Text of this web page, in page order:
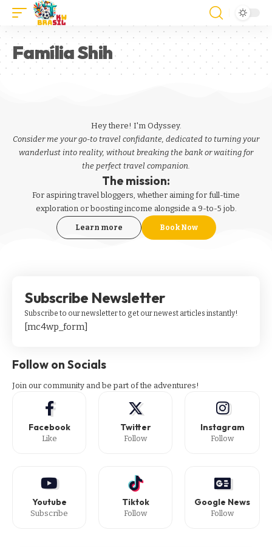
Família Shih
Hey there! I'm Odyssey.
Consider me your go-to travel confidante, dedicated to turning your
wanderlust into reality, without breaking the bank or waiting for
the perfect travel companion.
The mission:
For aspiringtravel bloggers, whether aiming for full-time
exploration or boosting income alongside a 9-to-5 job.
Learn more Book Now
Subscribe Newsletter
Subscribe to our newsletter to get our newest articles instantly!
[mc4wp_form]
Follow on Socials
Join our community and be part of the adventures!
Facebook
Like
Twitter
Follow
Instagram
Follow
Youtube
Subscribe
Tiktok
Follow
Google News
Follow